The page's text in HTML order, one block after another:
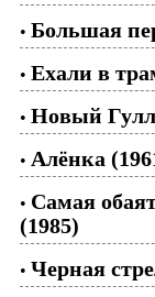
• Большая
• Ехали в
• Новый
• Алёнка
• Самая
(1985)
• Черная